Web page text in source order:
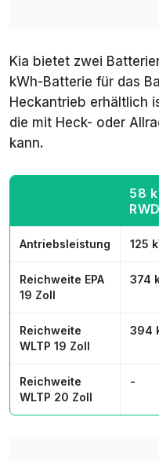
Kia bietet zwei
kWh-Batterie für das
Heckantrieb erhältlich
die mit Heck- oder
kann.
58
RWD
Antriebsleistung 125
Reichweite EPA
19 Zoll
374
Reichweite
WLTP 19 Zoll
394
Reichweite
WLTP 20 Zoll
-